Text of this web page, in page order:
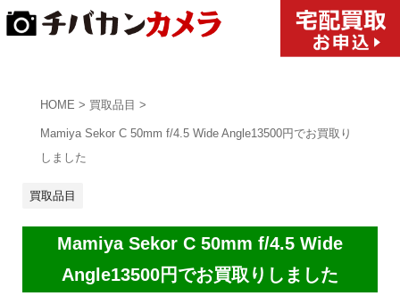
HOME > 買取品目 >
Mamiya Sekor C 50mm f/4.5 Wide Angle13500円でお買取り
しました
買取品目
Mamiya Sekor C 50mm f/4.5 Wide
Angle13500円でお買取りしました